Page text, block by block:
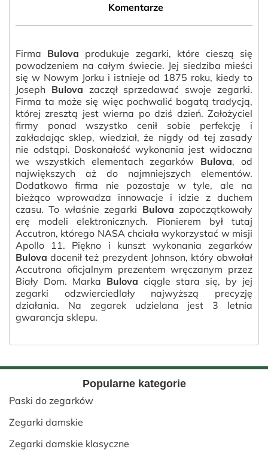
Komentarze
Firma Bulova produkuje zegarki, które cieszą się
powodzeniem na całym świecie. Jej siedziba mieści
się w Nowym Jorku i istnieje od 1875 roku, kiedy to
Joseph Bulova zaczął sprzedawać swoje zegarki.
Firma ta może się więc pochwalić bogatą tradycją,
której zresztą jest wierna po dziś dzień. Założyciel
firmy ponad wszystko cenił sobie perfekcję i
zakładając sklep, wiedział, że nigdy od tej zasady
nie odstąpi. Doskonałość wykonania jest widoczna
we wszystkich elementach zegarków Bulova, od
największych aż do najmniejszych elementów.
Dodatkowo firma nie pozostaje w tyle, ale na
bieżąco wprowadza innowacje i idzie z duchem
czasu. To właśnie zegarki Bulovazapoczątkowały
erę modeli elektronicznych. Pionierem był tutaj
Accutron, którego NASA chciała wykorzystać w misji
Apollo 11. Piękno i kunszt wykonania zegarków
Bulovadocenił też prezydent Johnson, który obwołał
Accutrona oficjalnym prezentem wręczanym przez
Biały Dom. Marka Bulova ciągle stara się, by jej
zegarki odzwierciedlały najwyższą precyzję
działania. Na zegarek udzielana jest 3 letnia
gwarancja sklepu.
Popularne kategorie
Paski do zegarków
Zegarki damskie
Zegarki damskie klasyczne